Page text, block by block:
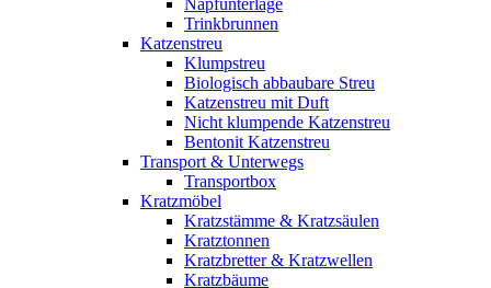
Napfunterlage
Trinkbrunnen
Katzenstreu
Klumpstreu
Biologisch abbaubare Streu
Katzenstreu mit Duft
Nicht klumpende Katzenstreu
Bentonit Katzenstreu
Transport & Unterwegs
Transportbox
Kratzmöbel
Kratzstämme & Kratzsäulen
Kratztonnen
Kratzbretter & Kratzwellen
Kratzbäume